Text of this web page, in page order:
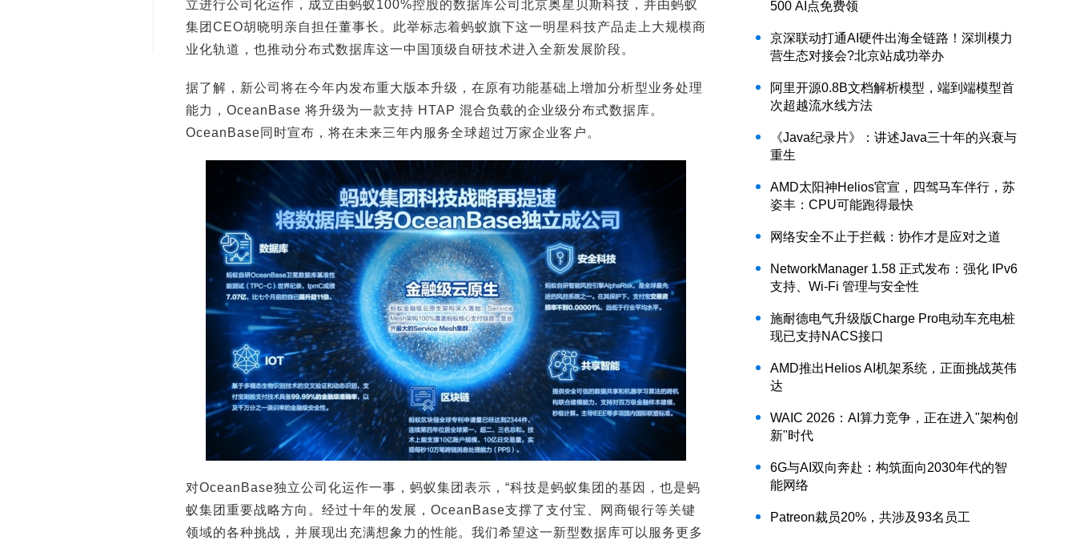
立进行公司化运作，成立由蚂蚁100%控股的数据库公司北京奥星贝斯科技，并由蚂蚁
集团CEO胡晓明亲自担任董事长。此举标志着蚂蚁旗下这一明星科技产品走上大规模商
业化轨道，也推动分布式数据库这一中国顶级自研技术进入全新发展阶段。
据了解，新公司将在今年内发布重大版本升级，在原有功能基础上增加分析型业务处理
能力，OceanBase 将升级为一款支持 HTAP 混合负载的企业级分布式数据库。
OceanBase同时宣布，将在未来三年内服务全球超过万家企业客户。
对OceanBase独立公司化运作一事，蚂蚁集团表示，“科技是蚂蚁集团的基因，也是蚂
蚁集团重要战略方向。经过十年的发展，OceanBase支撑了支付宝、网商银行等关键
领域的各种挑战，并展现出充满想象力的性能。我们希望这一新型数据库可以服务更多
500 AI点免费领
京深联动打通AI硬件出海全链路！深圳模力
营生态对接会?北京站成功举办
阿里开源0.8B文档解析模型，端到端模型首
次超越流水线方法
《Java纪录片》：讲述Java三十年的兴衰与
重生
AMD太阳神Helios官宣，四驾马车伴行，苏
姿丰：CPU可能跑得最快
网络安全不止于拦截：协作才是应对之道
NetworkManager 1.58 正式发布：强化 IPv6
支持、Wi-Fi 管理与安全性
施耐德电气升级版Charge Pro电动车充电桩
现已支持NACS接口
AMD推出Helios AI机架系统，正面挑战英伟
达
WAIC 2026：AI算力竞争，正在进入"架构创
新"时代
6G与AI双向奔赴：构筑面向2030年代的智
能网络
Patreon裁员20%，共涉及93名员工